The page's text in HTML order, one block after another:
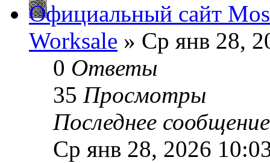
Официальный сайт
Worksale » Ср янв 28,
0 Ответы
35 Просмотры
Последнее
Ср янв 28, 2026